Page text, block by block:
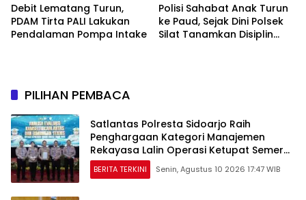
Debit Lematang Turun,
PDAM Tirta PALI Lakukan
Pendalaman Pompa Intake
Polisi Sahabat Anak Turun
ke Paud, Sejak Dini Polsek
Silat Tanamkan Disiplin
PILIHAN PEMBACA
Satlantas Polresta Sidoarjo Raih
Penghargaan Kategori Manajemen
Rekayasa Lalin Operasi Ketupat Semeru
2026
BERITA TERKINI Senin, Agustus 10 2026 17:47 WIB